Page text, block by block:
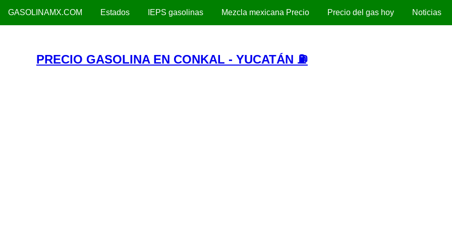
GASOLINAMX.COM Estados IEPS gasolinas Mezcla mexicana Precio Precio del gas hoy Noticias
PRECIO GASOLINA EN CONKAL - YUCATÁN ⛽